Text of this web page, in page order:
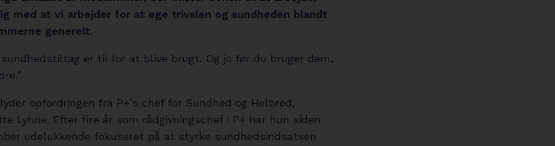
med at vi arbejder for at øge trivslen og sundheden blandt
generelt.
sundhedstiltag er til for at blive brugt. Og jo før du bruger dem,
opfordringen fra P+’s chef for Sundhed og Helbred,
Lyhne. Efter fire år som rådgivningschef i P+ har hun siden
udelukkende fokuseret på at styrke sundhedsindsatsen